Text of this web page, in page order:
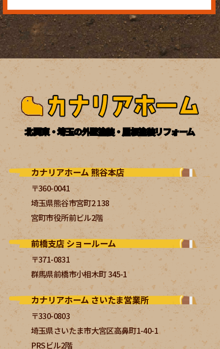
北関東・埼玉の外壁塗装・屋根塗装リフォーム
カナリアホーム 熊谷本店
〒360-0041
埼玉県熊谷市宮町2 138
宮町市役所前ビル2階
前橋支店 ショールーム
〒371-0831
群馬県前橋市小相木町 345-1
カナリアホーム さいたま営業所
〒330-0803
埼玉県さいたま市大宮区高鼻町1-40-1
PRSビル2階